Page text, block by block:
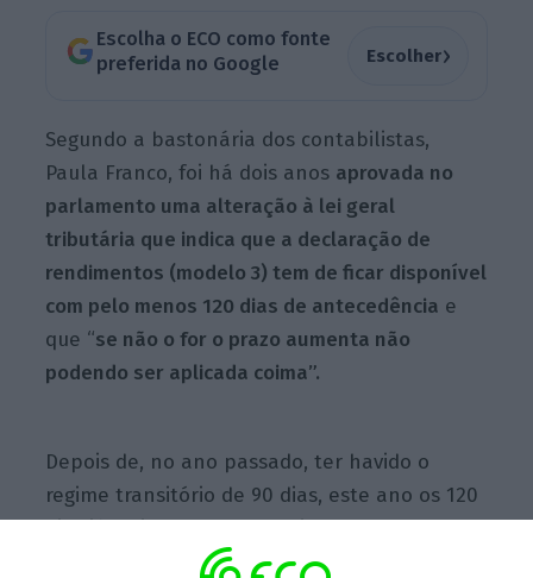
Escolha o ECO como fonte
preferida no Google
Escolher›
Segundo a bastonária dos contabilistas,
Paula Franco, foi há dois anos aprovada no
parlamento uma alteração à lei geral
tributária que indica que a declaração de
rendimentos (modelo 3) tem de ficar disponível
com pelo menos 120 dias de antecedência e
que “se não o for o prazo aumenta não
podendo ser aplicada coima”.
Depois de, no ano passado, ter havido o
regime transitório de 90 dias, este ano os 120
dias já teriam de ser respeitados,
considerando por isso que tendo o formulário